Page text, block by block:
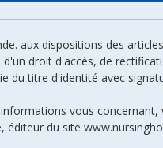
aux dispositions des
droit d'accès, de
titre d'identité avec
vous concernant,
du site